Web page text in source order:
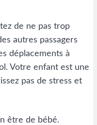
de ne pas trop
autres passagers
déplacements à
Votre enfant est une
pas de stress et
être de bébé.